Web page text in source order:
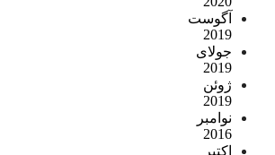
آگوست
2019
جولای
2019
ژوئن
2019
نوامبر
2016
اکتبر